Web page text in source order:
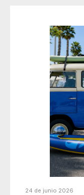
24 de junio 2026